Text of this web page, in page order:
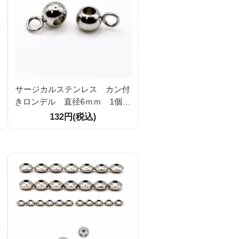
サージカルステンレス カン付
きロンデル 直径6ｍｍ 1個／
10個 （96669593）
132円(税込)